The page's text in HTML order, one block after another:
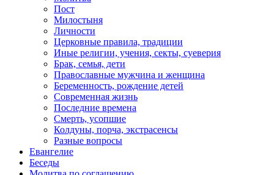
Пост
Милостыня
Личности
Церковные правила, традиции
Иные религии, учения, секты, суеверия
Брак, семья, дети
Православные мужчина и женщина
Беременность, рождение детей
Современная жизнь
Последние времена
Смерть, усопшие
Колдуны, порча, экстрасенсы
Разные вопросы
Евангелие
Беседы